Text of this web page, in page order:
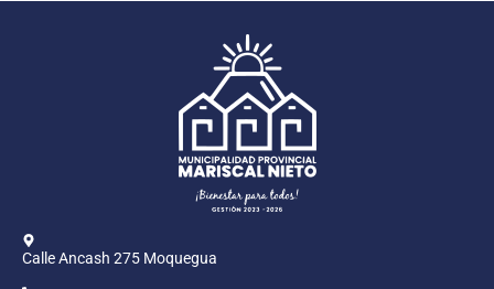
Calle Ancash 275 Moquegua